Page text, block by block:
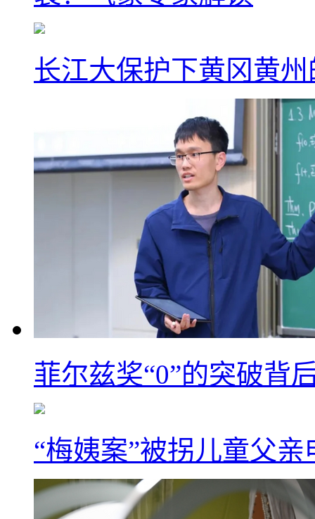
长江大保护下黄冈黄
菲尔兹奖“0”的突破背
“梅姨案”被拐儿童父